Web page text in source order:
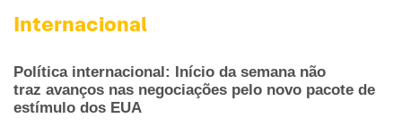
Internacional
Política internacional: Início da semana não
traz avanços nas negociações pelo novo pacote de
estímulo dos EUA